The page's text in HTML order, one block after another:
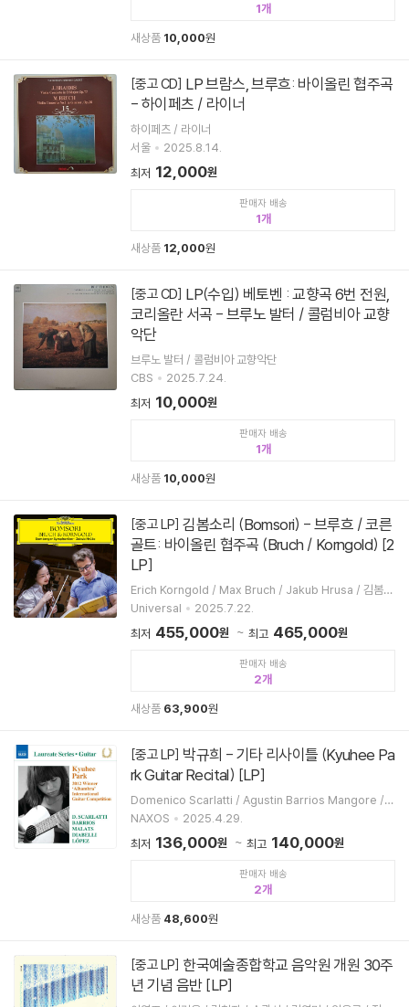
1
새상품 10,000원
[중고 CD]
- 하이페츠 / 라이너
하이페츠 / 라이너
서울
2025.8.14.
최저 12,000원
판매자 배송
1
새상품 12,000원
[중고 CD]
코리올란 서곡 - 브루노 발터 / 콜럼비아 교향
악단
브루노 발터 / 콜럼비아 교향악단
CBS
2025.7.24.
최저 10,000원
판매자 배송
1
새상품 10,000원
[중고 LP] 김봄소리 (Bomsori) - 브루흐 / 코른
골트: 바이올린 협주곡 (Bruch / Korngold) [2
LP]
Erich Korngold / Max Bruch / Jakub Hrusa / 김봄소
리 / Bamberger Symphoniker
Universal
2025.7.22.
최저 455,000원 최고 465,000원
판매자 배송
2
새상품 63,900원
[중고 LP]
rk Guitar Recital) [LP]
Domenico Scarlatti / Agustin Barrios Mangore / J
oaquin Malats / Anton Diabelli / Jose M. Lopez L
NAXOS
2025.4.29.
최저 136,000원 최고 140,000원
판매자 배송
2
새상품 48,600원
[중고 LP]
년 기념 음반 [LP]